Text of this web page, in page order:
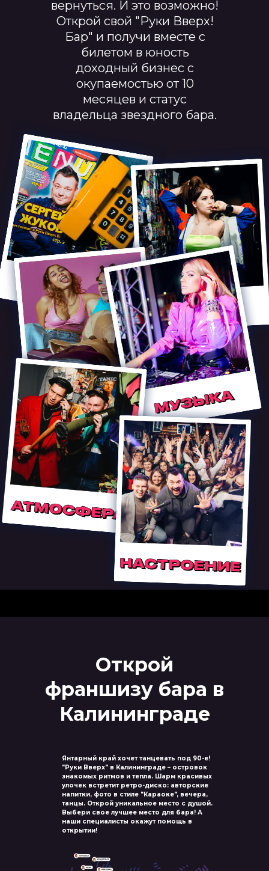
вернуться. И это возможно!
Открой свой "Руки Вверх!
Бар" и получи вместе с
билетом в юность
доходный бизнес с
окупаемостью от 10
месяцев и статус
владельца звездного бара.
Открой
франшизу бара в
Калининграде
Янтарный край хочет танцевать под 90-е!
"Руки Вверх" в Калининграде – островок
знакомых ритмов и тепла. Шарм красивых
улочек встретит ретро-диско: авторские
напитки, фото в стиле "Караоке", вечера,
танцы. Открой уникальное место с душой.
Выбери свое лучшее место для бара! А
наши специалисты окажут помощь в
открытии!